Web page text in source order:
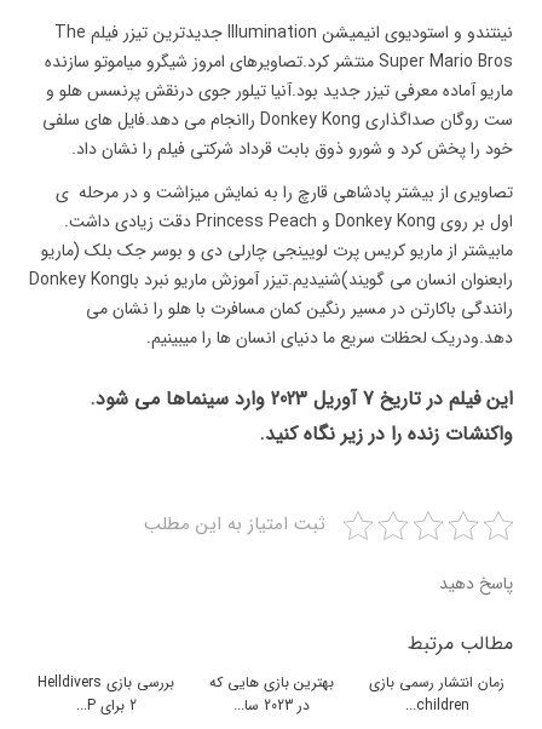
نینتندو و استودیوی انیمیشن lllumination جدیدترین تیزر فیلم The
Super Mario Bros منتشر کرد.تصاویرهای امروز شیگرو میاموتو سازنده
ماریو آماده معرفی تیزر جدید بود.آنیا تیلور جوی درنقش پرنسس هلو و
ست روگان صداگذاری Donkey Kong راانجام می دهد.فایل های سلفی
خود را پخش کرد و شورو ذوق بابت قرداد شرکتی فیلم را نشان داد.
تصاویری از بیشتر پادشاهی قارچ را به نمایش میزاشت و در مرحله ی
اول بر روی Donkey Kong و Princess Peach دقت زیادی داشت.
مابیشتر از ماریو کریس پرت لویینجی چارلی دی و بوسر جک بلک (ماریو
رابعنوان انسان می گویند)شنیدیم.تیزر آموزش ماریو نبرد باDonkey Kong
رانندگی باکارتن در مسیر رنگین کمان مسافرت با هلو را نشان می
دهد.ودریک لحظات سریع ما دنیای انسان ها را میبینیم.
این فیلم در تاریخ 7 آوریل 2023 وارد سینماها می شود.
واکنشات زنده را در زیر نگاه کنید.
ثبت امتیاز به این مطلب
پاسخ دهید
مطالب مرتبط
زمان انتشار رسمی بازی
children...
بهترین بازی هایی که
در 2023 سا...
بررسی بازی Helldivers
2 برای P...